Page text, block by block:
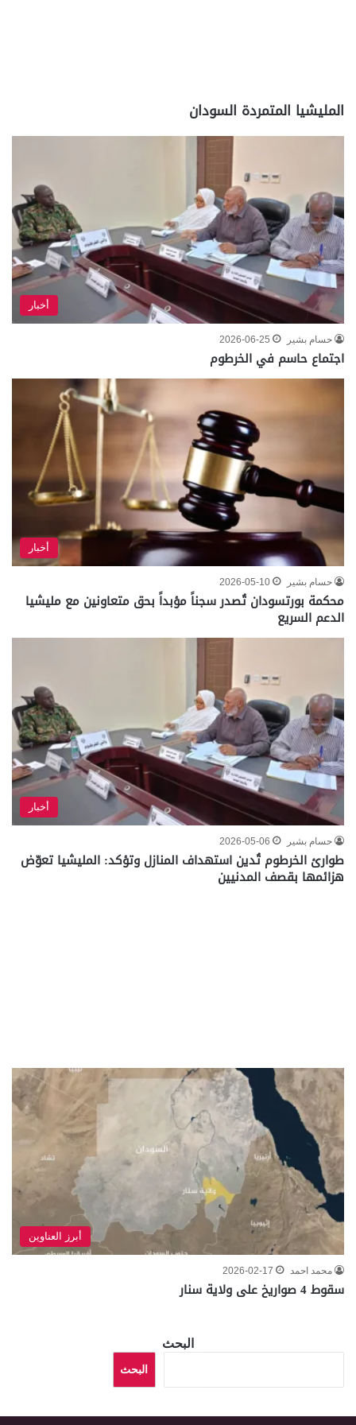
المليشيا المتمردة السودان
أخبار
حسام بشير 2026-06-25
اجتماع حاسم في الخرطوم
أخبار
حسام بشير 2026-05-10
محكمة بورتسودان تُصدر سجناً مؤبداً بحق متعاونين مع مليشيا
الدعم السريع
أخبار
حسام بشير 2026-05-06
طوارئ الخرطوم تُدين استهداف المنازل وتؤكد: المليشيا تعوّض
هزائمها بقصف المدنيين
أبرز العناوين
محمد احمد 2026-02-17
سقوط 4 صواريخ على ولاية سنار
البحث
البحث